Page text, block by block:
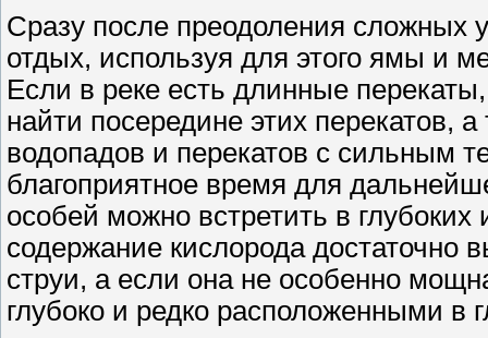
Сразу после преодоления сложных
отдых, используя для этого ямы и
Если в реке есть длинные
найти посередине этих перекатов,
водопадов и перекатов с сильным
благоприятное время для
особей можно встретить в
содержание кислорода достаточно
струи, а если она не особенно
глубоко и редко расположенными в